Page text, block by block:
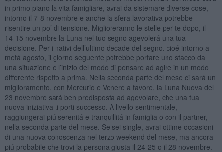
in primo piano la vita famigliare, avrai da sistemare diverse cose,
intorno il 7-8 novembre e anche la sfera lavorativa potrebbe
risentire un po’ di tensione. Miglioreranno le stelle per te dopo, il
14-15 novembre la Luna nel tuo segno agevolerá una tua
decisione. Per i nativi dell’ultimo decade del segno, cioé intorno a
metá agosto, il giorno seguente potrebbe portare uno stacco da
una situazione e l’inizio del modo di pensare ad agire in un modo
differente rispetto a prima. Nella seconda parte del mese ci sará un
miglioramento, con Mercurio e Venere a favore, la Luna Nuova del
23 novembre sará ben predisposta ad agevolare, che una tua
nuova iniziativa ti porti successo. A livello sentimentale,
raggiungerai piú serenitá e tranquillitá in famiglia o con il partner,
nella seconda parte del mese. Se sei single, avrai ottime occasioni
di una nuova conoscenza nel terzo weekend del mese, ma ancora
piú probabile che trovi la persona giusta il 24-25 o il 28 novembre.